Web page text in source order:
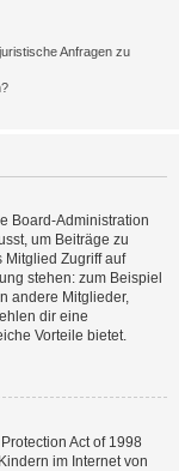
Anfragen zu
Board-Administration
um Beiträge zu
Mitglied Zugriff auf
stehen: zum Beispiel
andere Mitglieder,
dir eine
Vorteile bietet.
Act of 1998
im Internet von